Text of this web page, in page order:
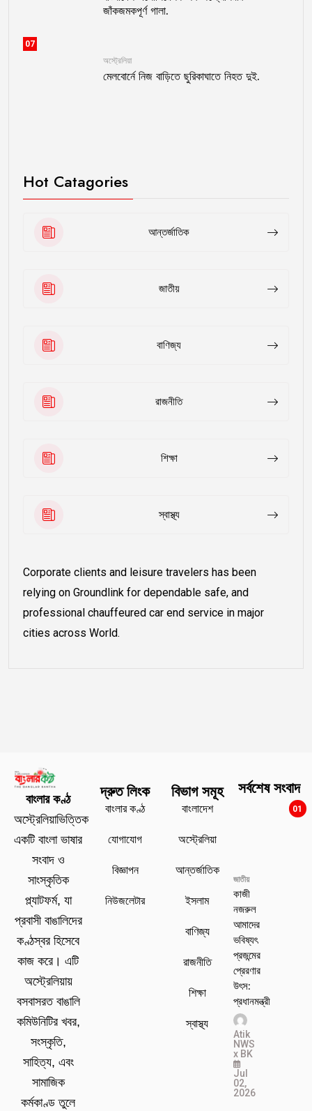
জাঁকজমকপূর্ণ গালা.
07
অস্ট্রেলিয়া
মেলবোর্নে নিজ বাড়িতে ছুরিকাঘাতে নিহত দুই.
Hot Catagories
আন্তর্জাতিক
জাতীয়
বাণিজ্য
রাজনীতি
শিক্ষা
স্বাস্থ্য
Corporate clients and leisure travelers has been
relying on Groundlink for dependable safe, and
professional chauffeured car end service in major
cities across World.
বাংলার কণ্ঠ
অস্ট্রেলিয়াভিত্তিক
একটি বাংলা ভাষার
সংবাদ ও
সাংস্কৃতিক
প্ল্যাটফর্ম, যা
প্রবাসী বাঙালিদের
কণ্ঠস্বর হিসেবে
কাজ করে। এটি
অস্ট্রেলিয়ায়
বসবাসরত বাঙালি
কমিউনিটির খবর,
সংস্কৃতি,
সাহিত্য, এবং
সামাজিক
কর্মকাণ্ড তুলে
দ্রুত লিংক
বাংলার কণ্ঠ
যোগাযোগ
বিজ্ঞাপন
নিউজলেটার
বিভাগ সমূহ
বাংলাদেশ
অস্ট্রেলিয়া
আন্তর্জাতিক
ইসলাম
বাণিজ্য
রাজনীতি
শিক্ষা
স্বাস্থ্য
সর্বশেষ সংবাদ
01
জাতীয়
কাজী
নজরুল
আমাদের
ভবিষ্যৎ
প্রজন্মের
প্রেরণার
উৎস:
প্রধানমন্ত্রী
Atik
NWS
x BK
Jul
02,
2026